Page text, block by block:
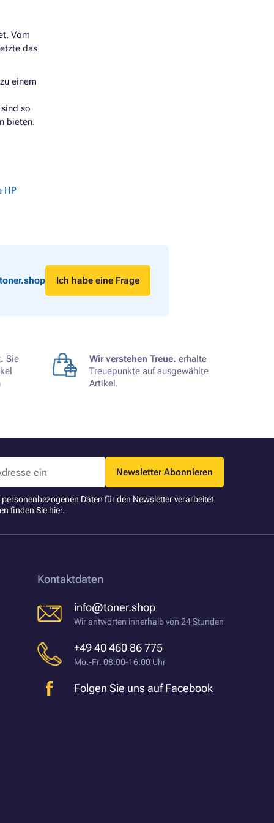
Vom
das
zu einem
so
bieten.
HP
Ich habe eine Frage
Sie
Wir verstehen Treue. erhalte
Treuepunkte auf ausgewählte
Artikel.
Newsletter Abonnieren
Daten für den Newsletter verarbeitet
finden Sie hier.
Kontaktdaten
info@toner.shop
Wir antworten innerhalb von 24 Stunden
+49 40 460 86 775
Mo.-Fr. 08:00-16:00 Uhr
Folgen Sie uns auf Facebook